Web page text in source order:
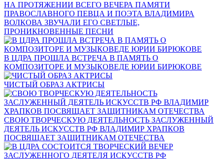
НА ПРОТЯЖЕНИИ ВСЕГО ВЕЧЕРА ПАМЯТИ
ПРАВОСЛАВНОГО ПЕВЦА И ПОЭТА ВЛАДИМИРА
ВОЛКОВА ЗВУЧАЛИ ЕГО СВЕТЛЫЕ,
ПРОНИКНОВЕННЫЕ ПЕСНИ
В ЦДРА ПРОШЛА ВСТРЕЧА В ПАМЯТЬ О
КОМПОЗИТОРЕ И МУЗЫКОВЕДЕ ЮРИИ БИРЮКОВЕ
ЧИСТЫЙ ОБРАЗ АКТРИСЫ
СВОЮ ТВОРЧЕСКУЮ ДЕЯТЕЛЬНОСТЬ ЗАСЛУЖЕННЫЙ
ДЕЯТЕЛЬ ИСКУССТВ РФ ВЛАДИМИР ХРАПКОВ
ПОСВЯЩАЕТ ЗАЩИТНИКАМ ОТЕЧЕСТВА